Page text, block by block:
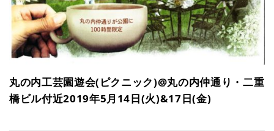
丸の内工芸園遊会(ピクニック)@丸の内仲通り・二重
橋ビル付近2019年5月14日(火)&17日(金)